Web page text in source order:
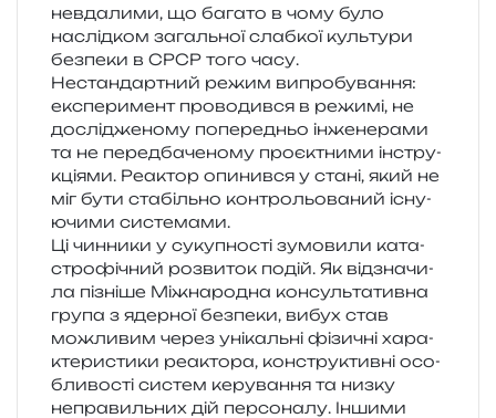
невда­ли­ми, що бага­то в чому було
наслід­ком загаль­ної слаб­кої куль­ту­ри
без­пе­ки в СРСР того часу.
Нестандартний режим випро­бу­ва­н­ня:
екс­пе­ри­мент про­во­див­ся в режи­мі, не
дослі­дже­но­му попе­ре­дньо інже­не­ра­ми
та не перед­ба­че­но­му про­є­ктни­ми інстру­
кці­я­ми. Реактор опи­нив­ся у стані, який не
міг бути ста­біль­но кон­тро­льо­ва­ний існу­
ю­чи­ми системами.
Ці чин­ни­ки у суку­пно­сті зумо­ви­ли ката­
стро­фі­чний роз­ви­ток подій. Як від­зна­чи­
ла пізні­ше Міжнародна кон­суль­та­тив­на
група з ядер­ної без­пе­ки, вибух став
можли­вим через уні­каль­ні фізи­чні хара­
кте­ри­сти­ки реакто­ра, кон­стру­ктив­ні осо­
бли­во­сті систем керу­ва­н­ня та низку
непра­виль­них дій пер­со­на­лу. Іншими